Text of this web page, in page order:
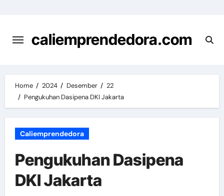
content
caliemprendedora.com
Home 2024 Desember
22
Pengukuhan Dasipena DKI Jakarta
Caliemprendedora
Pengukuhan Dasipena
DKI Jakarta